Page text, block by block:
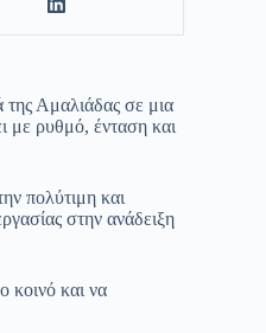
της Αμαλιάδας σε μια
με ρυθμό, ένταση και
πολύτιμη και
στην ανάδειξη
κοινό και να